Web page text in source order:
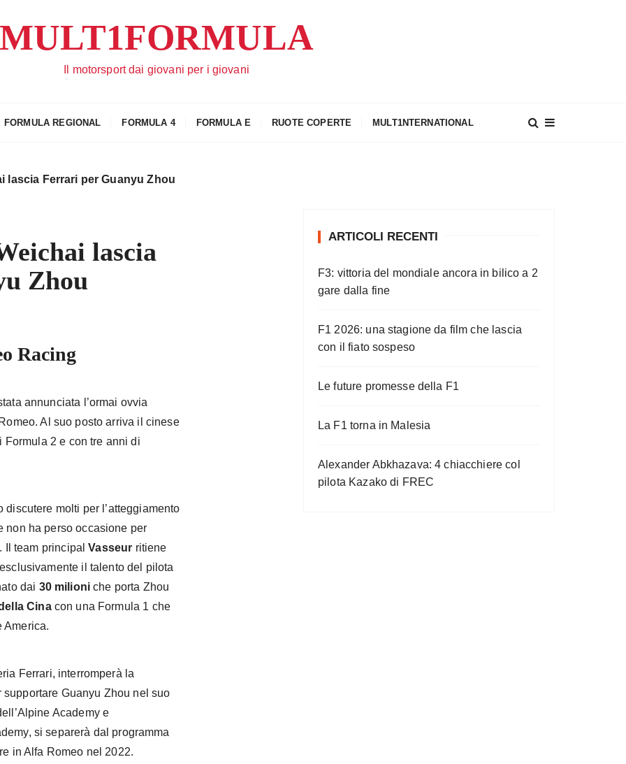
MULT1FORMULA
Il motorsport dai giovani per i giovani
FORMULA REGIONAL FORMULA 4 FORMULA E RUOTE COPERTE MULT1NTERNATIONAL
lascia Ferrari per Guanyu Zhou
lascia
Zhou
Racing
annunciata l’ormai ovvia
Al suo posto arriva il cinese
Formula 2 e con tre anni di
discutere molti per l’atteggiamento
non ha perso occasione per
Il team principalVasseur ritiene
il talento del pilota
dai 30 milioni che porta Zhou
Cinacon una Formula 1 che
America.
Ferrari, interromperà la
Guanyu Zhou nel suo
Academy e
si separerà dal programma
in Alfa Romeo nel 2022.
ARTICOLI RECENTI
F3: vittoria del mondiale ancora in bilico a 2
gare dalla fine
F1 2026: una stagione da film che lascia
con il fiato sospeso
Le future promesse della F1
La F1 torna in Malesia
Alexander Abkhazava: 4 chiacchiere col
pilota Kazako di FREC